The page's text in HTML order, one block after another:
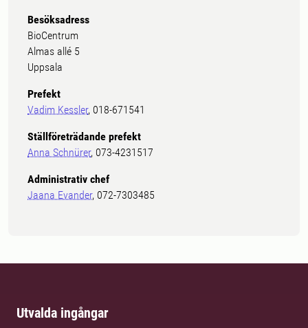
Besöksadress
BioCentrum
Almas allé 5
Uppsala
Prefekt
Vadim Kessler, 018-671541
Ställföreträdande prefekt
Anna Schnürer, 073-4231517
Administrativ chef
Jaana Evander, 072-7303485
Utvalda ingångar